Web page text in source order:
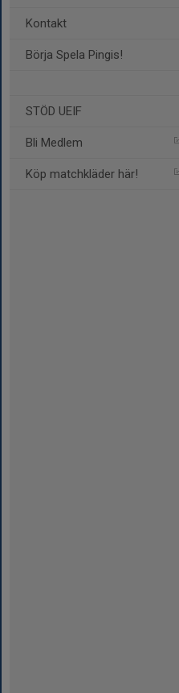
Kontakt
Börja Spela Pingis!
STÖD UEIF
Bli Medlem
Köp matchkläder här!